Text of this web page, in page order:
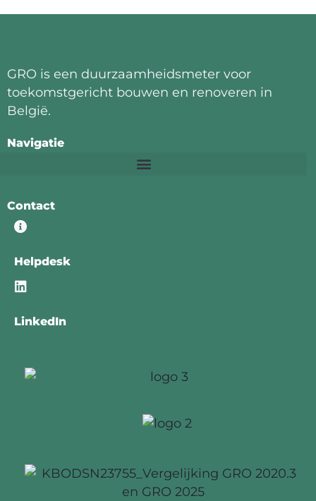
GRO is een duurzaamheidsmeter voor
toekomstgericht bouwen en renoveren in
België.
Navigatie
Contact
Helpdesk
LinkedIn